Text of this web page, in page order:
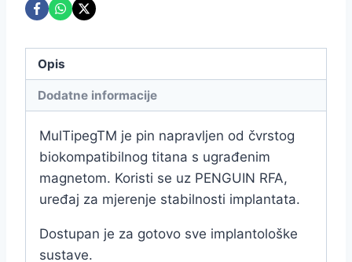
Opis
Dodatne informacije
MulTipegTM je pin napravljen od čvrstog
biokompatibilnog titana s ugrađenim
magnetom. Koristi se uz PENGUIN RFA,
uređaj za mjerenje stabilnosti implantata.
Dostupan je za gotovo sve implantološke
sustave.